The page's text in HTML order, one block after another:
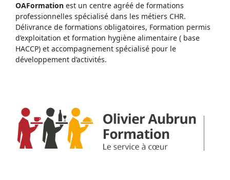
OAFormation est un centre agréé de formations
professionnelles spécialisé dans les métiers CHR.
Délivrance de formations obligatoires, Formation permis
d’exploitation et formation hygiène alimentaire ( base
HACCP) et accompagnement spécialisé pour le
développement d’activités.